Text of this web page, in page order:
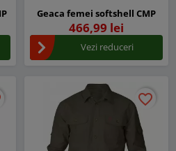
Geaca femei softshell CMP
466,99 lei
Vezi reduceri
favorite_border
favorite_border